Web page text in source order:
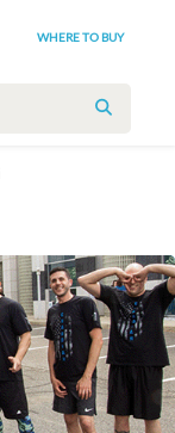
WHERE TO BUY
SEARCH